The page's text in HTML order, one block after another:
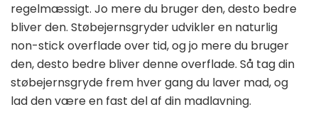
regelmæssigt. Jo mere du bruger den, desto bedre
bliver den. Støbejernsgryder udvikler en naturlig
non-stick overflade over tid, og jo mere du bruger
den, desto bedre bliver denne overflade. Så tag din
støbejernsgryde frem hver gang du laver mad, og
lad den være en fast del af din madlavning.